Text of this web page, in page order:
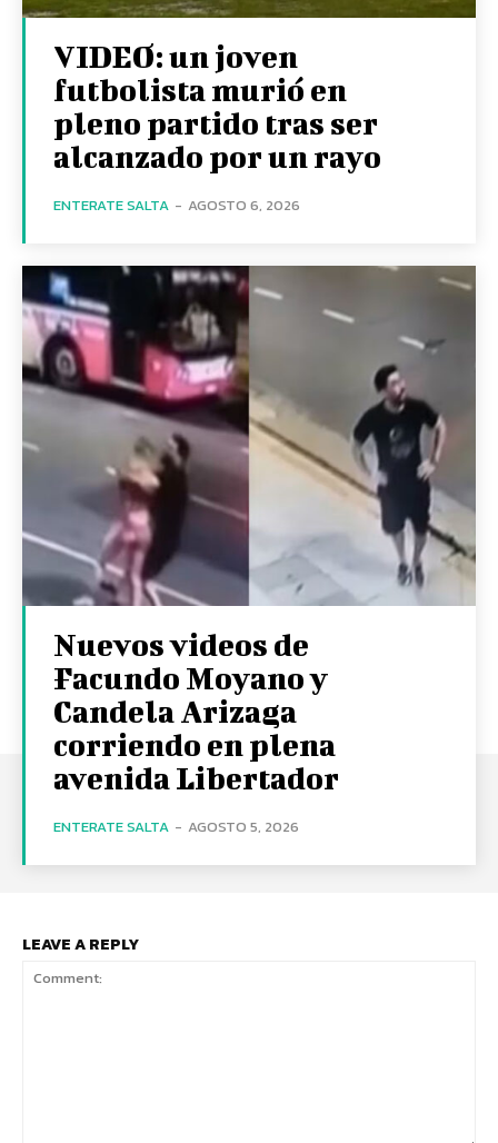
VIDEO: un joven
futbolista murió en
pleno partido tras ser
alcanzado por un rayo
ENTERATE SALTA - AGOSTO 6, 2026
Nuevos videos de
Facundo Moyano y
Candela Arizaga
corriendo en plena
avenida Libertador
ENTERATE SALTA - AGOSTO 5, 2026
LEAVE A REPLY